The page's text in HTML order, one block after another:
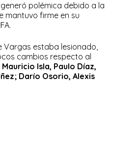
polémica debido a la
mantuvo firme en su
Vargas estaba lesionado,
cambios respecto al
Isla, Paulo Díaz,
Darío Osorio, Alexis